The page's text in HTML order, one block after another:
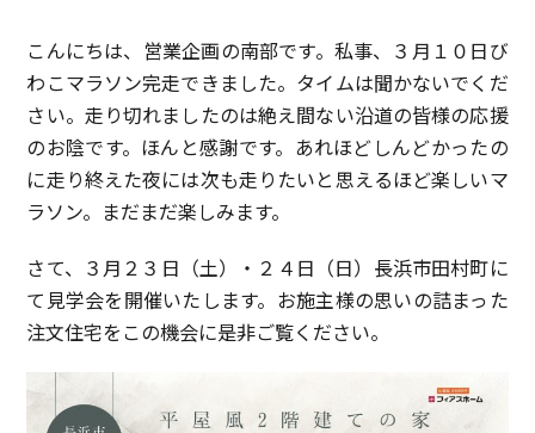
リ
ー:
開
日:
こんにちは、営業企画の南部です。私事、３月１０日び
わこマラソン完走できました。タイムは聞かないでくだ
さい。走り切れましたのは絶え間ない沿道の皆様の応援
のお陰です。ほんと感謝です。あれほどしんどかったの
に走り終えた夜には次も走りたいと思えるほど楽しいマ
ラソン。まだまだ楽しみます。
さて、３月２３日（土）・２４日（日）長浜市田村町に
て見学会を開催いたします。お施主様の思いの詰まった
注文住宅をこの機会に是非ご覧ください。